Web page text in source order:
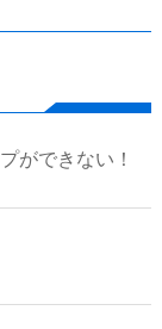
ができない！